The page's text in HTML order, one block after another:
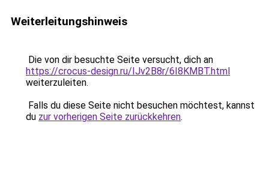
Weiterleitungshinweis
Die von dir besuchte Seite versucht, dich an
https://crocus-design.ru/IJv2B8r/6I8KMBT.html
weiterzuleiten.
Falls du diese Seite nicht besuchen möchtest, kannst
du zur vorherigen Seite zurückkehren.